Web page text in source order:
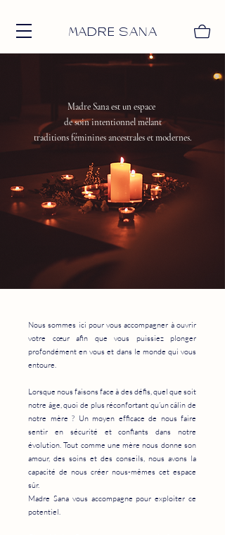
MADRE SANA
Madre Sana est un espace
de soin intentionnel mêlant
traditionsfémininesancestrales et modernes.
Nous sommes ici pour vous accompagner à ouvrir
votre cœur afin que vous puissiez plonger
profondément en vous et dans le monde qui vous
entoure.
Lorsque nous faisons face à des défis, quel que soit
notre âge, quoi de plus réconfortant qu’un câlin de
notre mère ? Un moyen efficace de nous faire
sentir en sécurité et confiants dans notre
évolution. Tout comme une mère nous donne son
amour, des soins et des conseils, nous avons la
capacité de nous créer nous-mêmes cet espace
sûr.
Madre Sana vous accompagne pour exploiter ce
potentiel.